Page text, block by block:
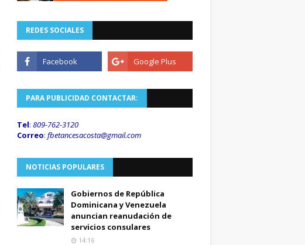
REDES SOCIALES
PARA PUBLICIDAD CONTACTAR:
Tel: 809-762-3120
Correo: fbetancesacosta@gmail.com
NOTICIAS POPULARES
Gobiernos de República
Dominicana y Venezuela
anuncian reanudación de
servicios consulares
14:16